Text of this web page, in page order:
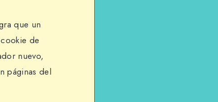
que un
de
nuevo,
páginas del